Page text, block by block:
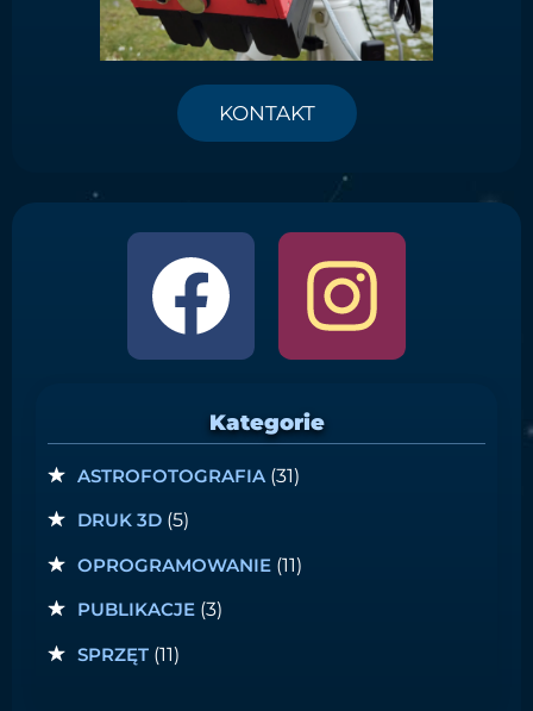
KONTAKT
Kategorie
ASTROFOTOGRAFIA (31)
DRUK 3D (5)
OPROGRAMOWANIE (11)
PUBLIKACJE (3)
SPRZĘT (11)